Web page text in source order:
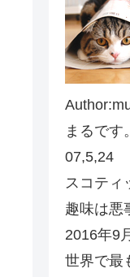
まるです。
07,5,24
スコティ
趣味は悪
2016年9
世界で最